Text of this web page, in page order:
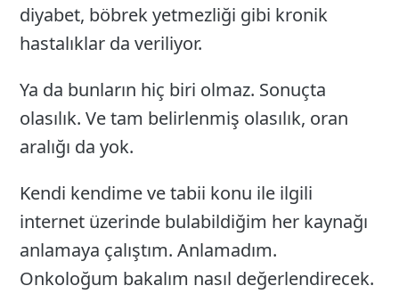
diyabet, böbrek yetmezliği gibi kronik
hastalıklar da veriliyor.
Ya da bunların hiç biri olmaz. Sonuçta
olasılık. Ve tam belirlenmiş olasılık, oran
aralığı da yok.
Kendi kendime ve tabii konu ile ilgili
internet üzerinde bulabildiğim her kaynağı
anlamaya çalıştım. Anlamadım.
Onkoloğum bakalım nasıl değerlendirecek.